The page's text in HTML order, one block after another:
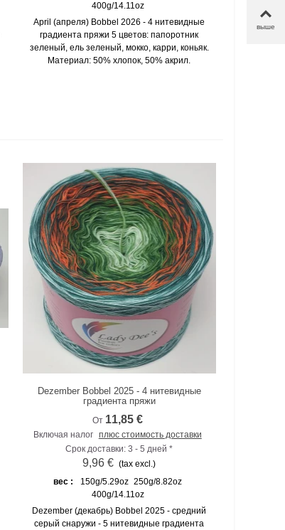
400g/14.11oz
April (апреля) Bobbel 2026 - 4 нитевидные
градиента пряжи 5 цветов: папоротник
зеленый, ель зеленый, мокко, карри, коньяк.
Материал: 50% хлопок, 50% акрил.
К сравнению
Dezember Bobbel 2025 - 4 нитевидные
градиента пряжи
От 11,85 €
Включая налог плюс стоимость доставки
Срок доставки: 3 - 5 дней *
9,96 € (tax excl.)
вес :
150g/5.29oz 250g/8.82oz
400g/14.11oz
Dezember (декабрь) Bobbel 2025 - средний
серый снаружи - 5 нитевидные градиента
выше